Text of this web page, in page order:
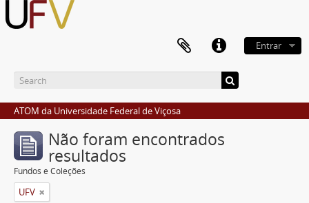
Entrar
ATOM da Universidade Federal de Viçosa
Não foram encontrados
resultados
Fundos e Coleções
UFV